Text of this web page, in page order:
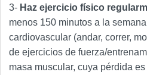
3- Haz ejercicio físico
menos 150 minutos a la
cardiovascular (andar, correr,
de ejercicios de fuerza/
masa muscular, cuya pérdida